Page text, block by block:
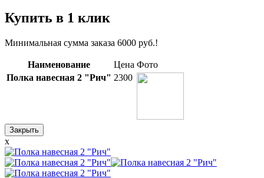
Купить в 1 клик
Минимальная сумма заказа 6000 руб.!
Наименование Цена Фото
Полка навесная 2 "Рич" 2300
Закрыть
x